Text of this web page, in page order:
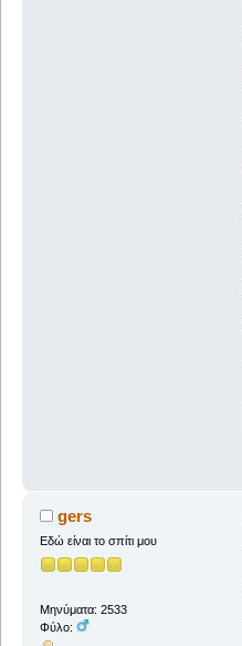
gers
Εδώ είναι το σπίτι μου
Μηνύματα: 2533
Φύλο: